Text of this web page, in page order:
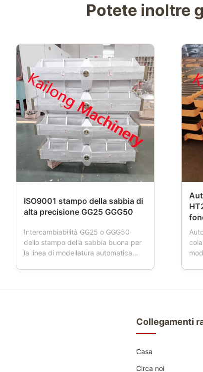
Potete inoltre
ISO9001 stampo della sabbia di
alta precisione GG25 GGG50
Intercambiabilità GG25 o GGG50
dello stampo della sabbia buona per
la linea di modellatura automatica
Collegamenti
Casa
Circa noi